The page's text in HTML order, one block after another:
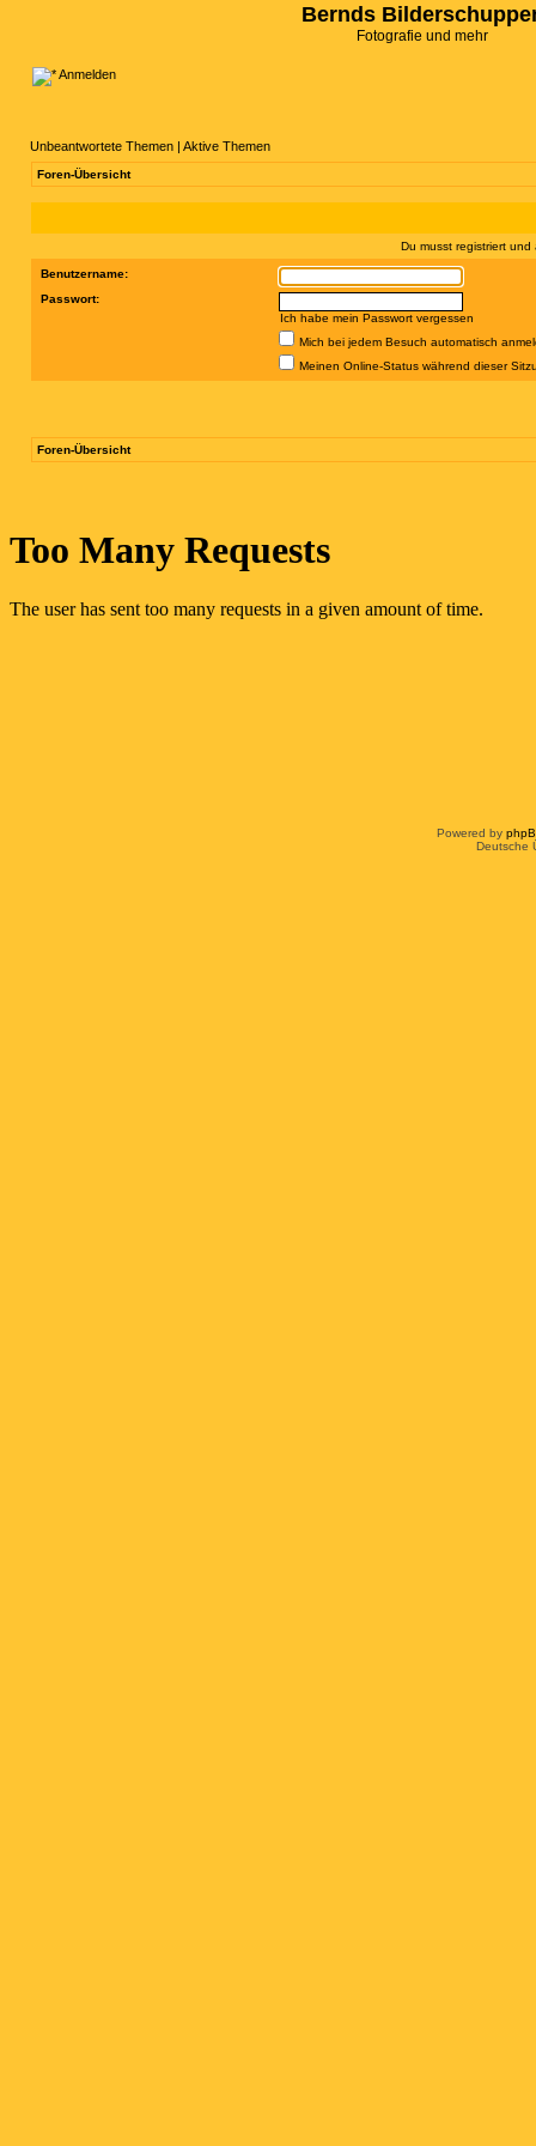
Bernds
Fotografie und mehr
Anmelden
Unbeantwortete Themen | Aktive Themen
Foren-Übersicht
Du musst registriert
Benutzername:
Passwort:
Ich habe mein Passwort vergessen
Mich bei jedem Besuch automatisch
Meinen Online-Status während dieser
Foren-Übersicht
Powered by
Deutsche